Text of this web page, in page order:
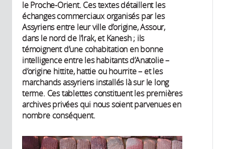
le Proche-Orient. Ces textes détaillent les
échanges commerciaux organisés par les
Assyriens entre leur ville d’origine, Assour,
dans le nord de l’Irak, et Kanesh ; ils
témoignent d’une cohabitation en bonne
intelligence entre les habitants d’Anatolie –
d’origine hittite, hattie ou hourrite – et les
marchands assyriens installés là sur le long
terme. Ces tablettes constituent les premières
archives privées qui nous soient parvenues en
nombre conséquent.